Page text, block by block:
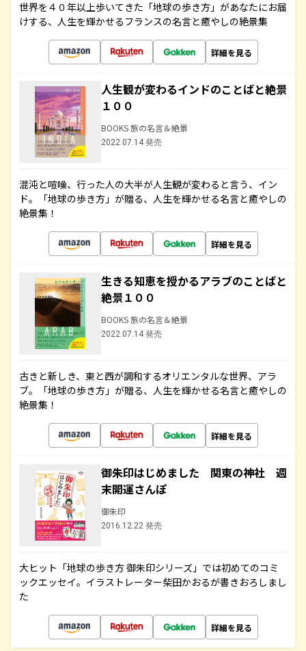
世界を４０年以上歩いてきた「地球の歩き方」があなたにお届
けする、人生を輝かせるフランスの名言と癒やしの絶景集
詳細を見る
人生観が変わるインドのことばと絶景
１００
BOOKS 旅の名言＆絶景
2022.07.14 発売
混沌と喧噪、行った人の大半が人生観が変わると言う、イン
ド。「地球の歩き方」が贈る、人生を輝かせる名言と癒やしの
絶景集！
詳細を見る
生きる知恵を授かるアラブのことばと
絶景１００
BOOKS 旅の名言＆絶景
2022.07.14 発売
古きと新しき、東と西が調和するオリエンタルな世界、アラ
ブ。「地球の歩き方」が贈る、人生を輝かせる名言と癒やしの
絶景集！
詳細を見る
御朱印はじめました 関東の神社 週
末開運さんぽ
御朱印
2016.12.22 発売
大ヒット「地球の歩き方 御朱印シリーズ」では初めてのコミ
ックエッセイ。イラストレーター柴田かおるが書きおろしまし
た
詳細を見る